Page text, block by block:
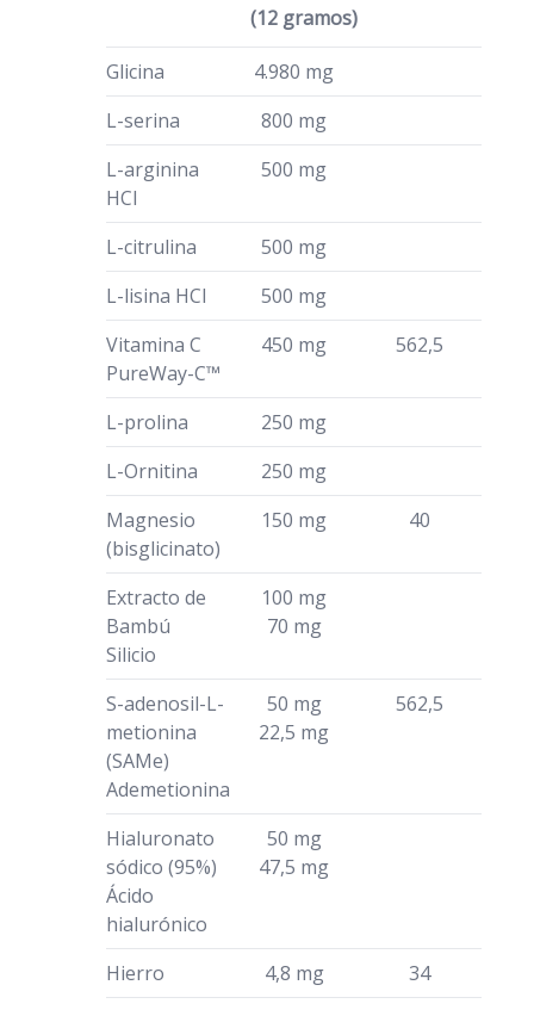
(12 gramos)
Glicina
4.980 mg
L-serina
800 mg
L-arginina
HCl
500 mg
L-citrulina
500 mg
L-lisina HCl
500 mg
Vitamina C
PureWay-C™
450 mg 562,5
L-prolina
250 mg
L-Ornitina
250 mg
Magnesio
(bisglicinato)
150 mg 40
Extracto de
Bambú
Silicio
100 mg
70 mg
S-adenosil-L-
metionina
(SAMe)
Ademetionina
50 mg
22,5 mg
562,5
Hialuronato
sódico (95%)
Ácido
hialurónico
50 mg
47,5 mg
Hierro 4,8 mg 34